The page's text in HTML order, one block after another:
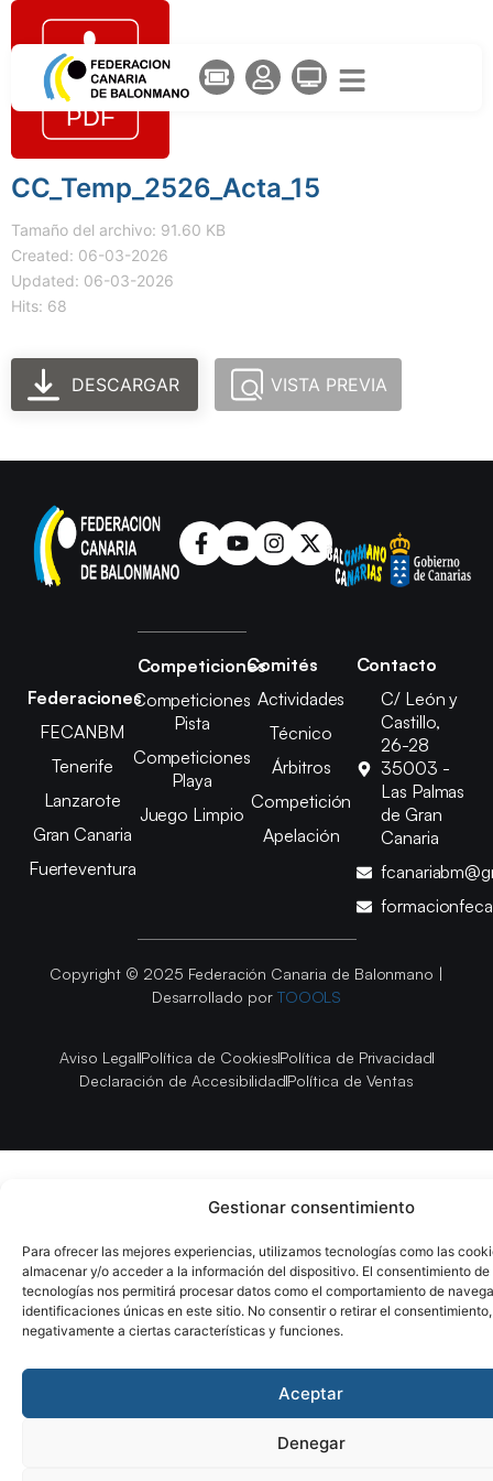
Gestionar consentimiento
Para ofrecer las mejores experiencias, utilizamos tecnologías como las
almacenar y/o acceder a la información del dispositivo. El consentimiento de
tecnologías nos permitirá procesar datos como el comportamiento de
identificaciones únicas en este sitio. No consentir o retirar el
negativamente a ciertas características y funciones.
Aceptar
Denegar
CC_Temp_2526_Acta_15
Tamaño del archivo: 91.60 KB
Created: 06-03-2026
Updated: 06-03-2026
Hits: 68
DESCARGAR VISTA PREVIA
Federaciones
FECANBM
Tenerife
Lanzarote
Gran Canaria
Fuerteventura
Competiciones
Competiciones
Pista
Competiciones
Playa
Juego Limpio
Comités
Actividades
Técnico
Árbitros
Competición
Apelación
Contacto
C/ León y
Castillo,
26-28
35003 -
Las Palmas
de Gran
Canaria
Copyright © 2025 Federación Canaria de Balonmano |
Desarrollado por TOOOLS
Aviso LegalPolítica de CookiesPolítica de Privacidad
Declaración de AccesibilidadPolítica de Ventas